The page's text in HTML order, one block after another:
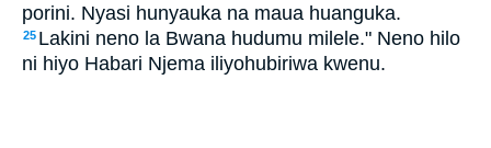
porini. Nyasi hunyauka na maua huanguka.
25 Lakini neno la Bwana hudumu milele." Neno hilo
ni hiyo Habari Njema iliyohubiriwa kwenu.